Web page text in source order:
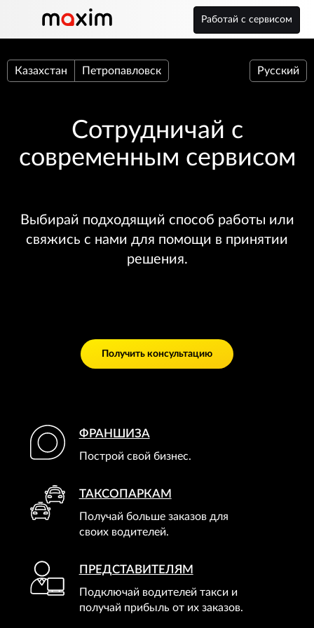
Работай с сервисом
Казахстан Петропавловск Русский
Сотрудничай с
современным сервисом
Выбирай подходящий способ работы или
свяжись с нами для помощи в принятии
решения.
Получить консультацию
ФРАНШИЗА
Построй свой бизнес.
ТАКСОПАРКАМ
Получай больше заказов для
своих водителей.
ПРЕДСТАВИТЕЛЯМ
Подключай водителей такси и
получай прибыль от их заказов.